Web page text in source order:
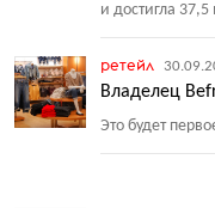
и достигла
ретейл
Владелец
Это будет